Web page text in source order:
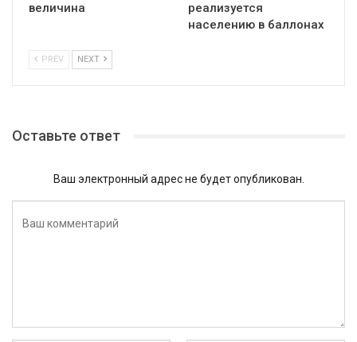
величина
реализуется
населению в баллонах
PREV NEXT
Оставьте ответ
Ваш электронный адрес не будет опубликован.